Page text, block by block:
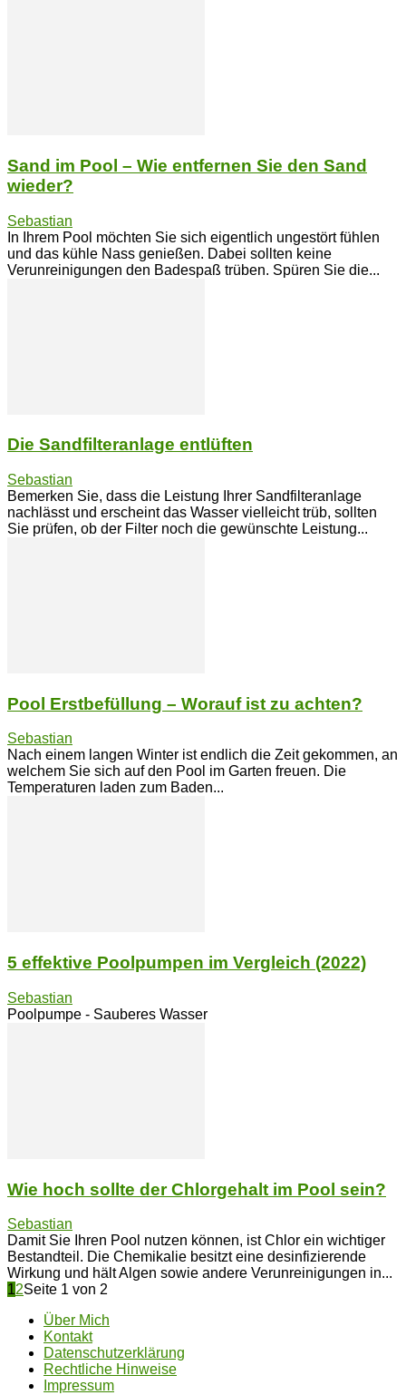
Sand im Pool – Wie entfernen Sie den Sand
wieder?
Sebastian
In Ihrem Pool möchten Sie sich eigentlich ungestört fühlen
und das kühle Nass genießen. Dabei sollten keine
Verunreinigungen den Badespaß trüben. Spüren Sie die...
Die Sandfilteranlage entlüften
Sebastian
Bemerken Sie, dass die Leistung Ihrer Sandfilteranlage
nachlässt und erscheint das Wasser vielleicht trüb, sollten
Sie prüfen, ob der Filter noch die gewünschte Leistung...
Pool Erstbefüllung – Worauf ist zu achten?
Sebastian
Nach einem langen Winter ist endlich die Zeit gekommen, an
welchem Sie sich auf den Pool im Garten freuen. Die
Temperaturen laden zum Baden...
5 effektive Poolpumpen im Vergleich (2022)
Sebastian
Poolpumpe - Sauberes Wasser
Wie hoch sollte der Chlorgehalt im Pool sein?
Sebastian
Damit Sie Ihren Pool nutzen können, ist Chlor ein wichtiger
Bestandteil. Die Chemikalie besitzt eine desinfizierende
Wirkung und hält Algen sowie andere Verunreinigungen in...
12Seite 1 von 2
Über Mich
Kontakt
Datenschutzerklärung
Rechtliche Hinweise
Impressum